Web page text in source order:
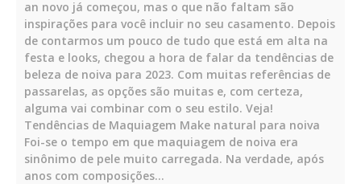
an novo já começou, mas o que não faltam são
inspirações para você incluir no seu casamento. Depois
de contarmos um pouco de tudo que está em alta na
festa e looks, chegou a hora de falar da tendências de
beleza de noiva para 2023. Com muitas referências de
passarelas, as opções são muitas e, com certeza,
alguma vai combinar com o seu estilo. Veja!
Tendências de Maquiagem Make natural para noiva
Foi-se o tempo em que maquiagem de noiva era
sinônimo de pele muito carregada. Na verdade, após
anos com composições…